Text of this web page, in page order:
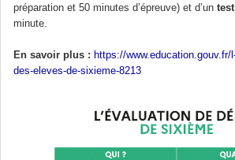
préparation et 50 minutes d’épreuve) et d’un
minute.
En savoir plus : https://
des-eleves-de-sixieme-8213